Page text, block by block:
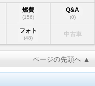
燃費
(156)
Q&A
(0)
フォト
(48)
中古車
ページの先頭へ ▲